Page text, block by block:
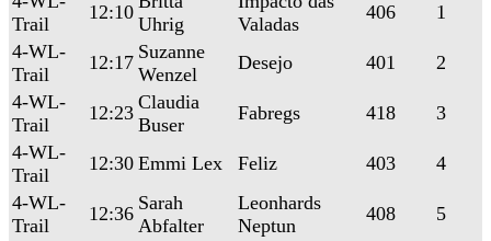
Trail
12:10
Uhrig
Valadas
406
1
4-WL-
Trail
12:17 Suzanne
Wenzel
Desejo 401
2
4-WL-
Trail
12:23 Claudia
Buser
Fabregs 418
3
4-WL-
Trail
12:30 Emmi Lex Feliz 403
4
4-WL-
Trail
12:36 Sarah
Abfalter
Leonhards
Neptun
408
5